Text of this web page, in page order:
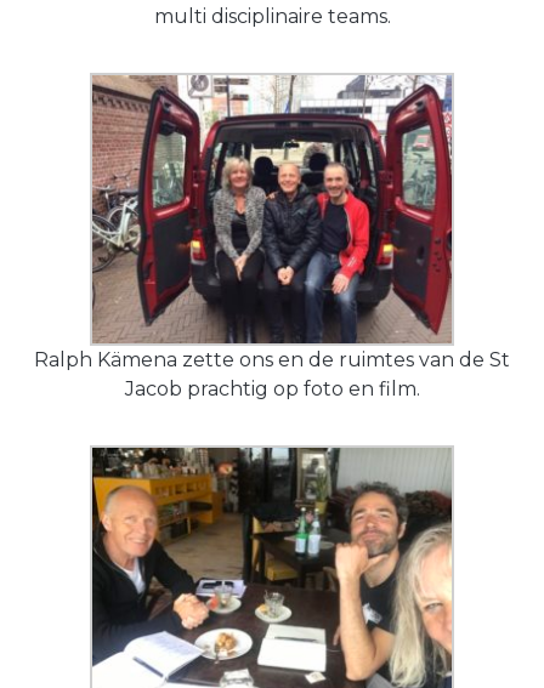
multi disciplinaire teams.
Ralph Kämena zette ons en de ruimtes van de St
Jacob prachtig op foto en film.